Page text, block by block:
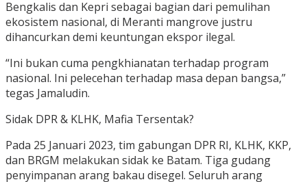
Bengkalis dan Kepri sebagai bagian dari pemulihan
ekosistem nasional, di Meranti mangrove justru
dihancurkan demi keuntungan ekspor ilegal.
“Ini bukan cuma pengkhianatan terhadap program
nasional. Ini pelecehan terhadap masa depan bangsa,”
tegas Jamaludin.
Sidak DPR & KLHK, Mafia Tersentak?
Pada 25 Januari 2023, tim gabungan DPR RI, KLHK, KKP,
dan BRGM melakukan sidak ke Batam. Tiga gudang
penyimpanan arang bakau disegel. Seluruh arang